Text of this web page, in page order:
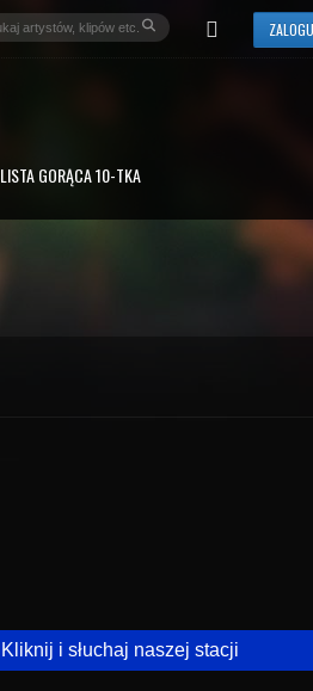
LISTA GORĄCA 10-TKA
Kliknij i słuchaj naszej stacji